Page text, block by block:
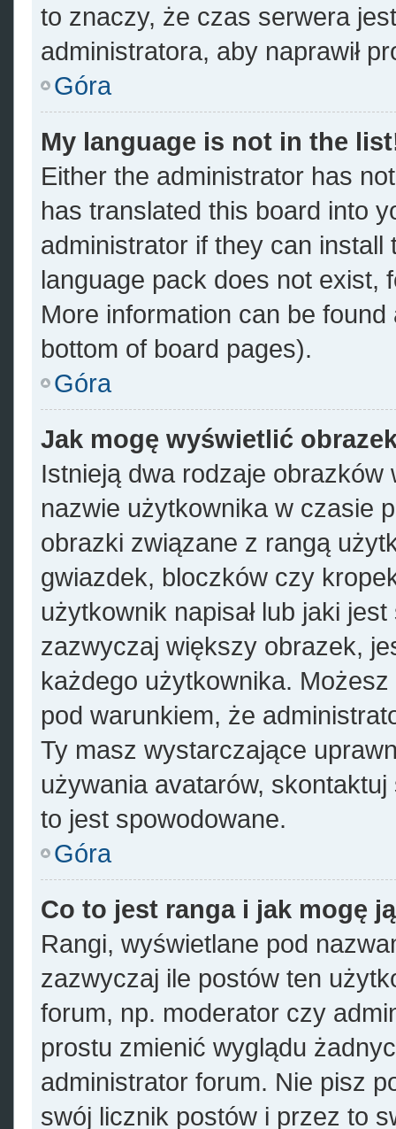
to znaczy, że czas serwera
administratora, aby naprawił
Góra
My language is not in the
Either the administrator has
has translated this board into
administrator if they can
language pack does not exist,
More information can be
bottom of board pages).
Góra
Jak mogę wyświetlić
Istnieją dwa rodzaje
nazwie użytkownika w czasie
obrazki związane z rangą
gwiazdek, bloczków czy
użytkownik napisał lub jaki
zazwyczaj większy obrazek,
każdego użytkownika.
pod warunkiem, że
Ty masz wystarczające
używania avatarów,
to jest spowodowane.
Góra
Co to jest ranga i jak mogę
Rangi, wyświetlane pod
zazwyczaj ile postów ten
forum, np. moderator czy
prostu zmienić wyglądu
administrator forum. Nie pisz
swój licznik postów i przez to